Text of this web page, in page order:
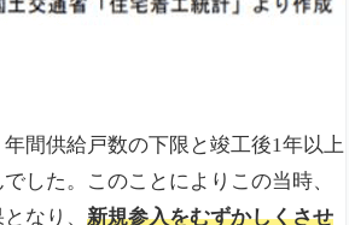
間供給戸数の下限と竣工後1年以上
した。このことによりこの当時、
なり、 新規参入をむずかしくさせ